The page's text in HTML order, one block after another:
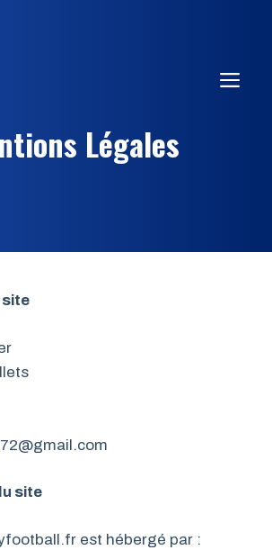
Légales
site
site
est hébergé par :